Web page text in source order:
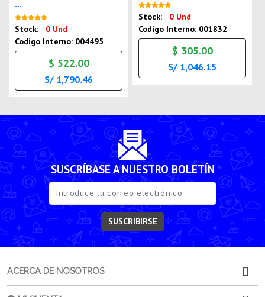
...
Stock:
0 Und
Codigo Interno: 004495
$ 522.00
S/ 1,790.46
Stock:
0 Und
Codigo Interno: 001832
$ 305.00
S/ 1,046.15
SUSCRÍBASE A NUESTRO BOLETÍN
SUSCRIBIRSE
ACERCA DE NOSOTROS